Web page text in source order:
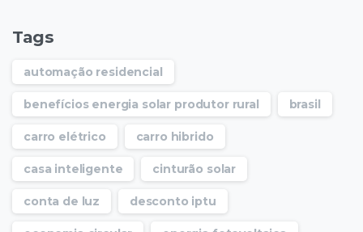
Tags
automação residencial
benefícios energia solar produtor rural brasil
carro elétrico carro hibrido
casa inteligente cinturão solar
conta de luz desconto iptu